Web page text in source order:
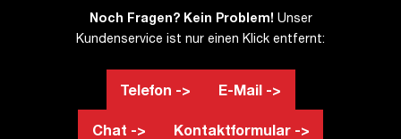
Noch Fragen? Kein Problem! Unser
Kundenservice ist nur einen Klick entfernt:
Telefon -> E-Mail ->
Chat -> Kontaktformular ->